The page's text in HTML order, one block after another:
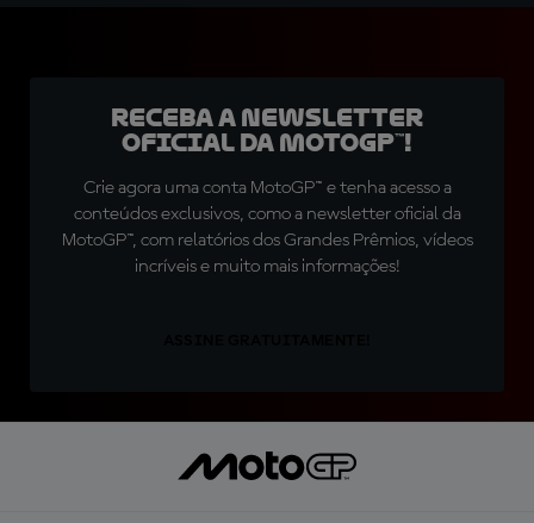
Receba a newsletter
oficial da MotoGP™!
Crie agora uma conta MotoGP™ e tenha acesso a
conteúdos exclusivos, como a newsletter oficial da
MotoGP™, com relatórios dos Grandes Prêmios, vídeos
incríveis e muito mais informações!